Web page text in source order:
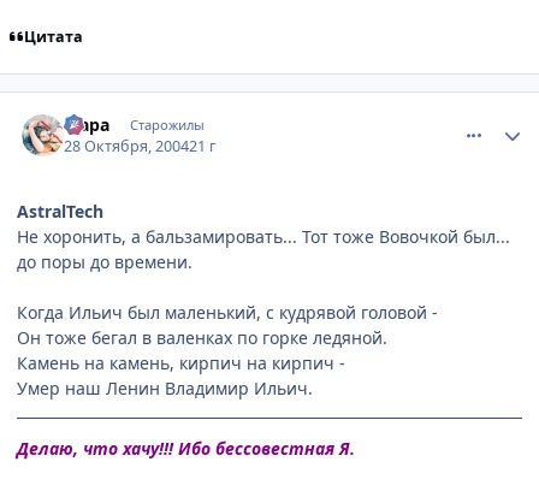
Цитата
Мара Старожилы
28 Октября, 200421 г
AstralTech
Не хоронить, а бальзамировать... Тот тоже Вовочкой был...
до поры до времени.
Когда Ильич был маленький, с кудрявой головой -
Он тоже бегал в валенках по горке ледяной.
Камень на камень, кирпич на кирпич -
Умер наш Ленин Владимир Ильич.
Делаю, что хачу!!! Ибо бессовестная Я.